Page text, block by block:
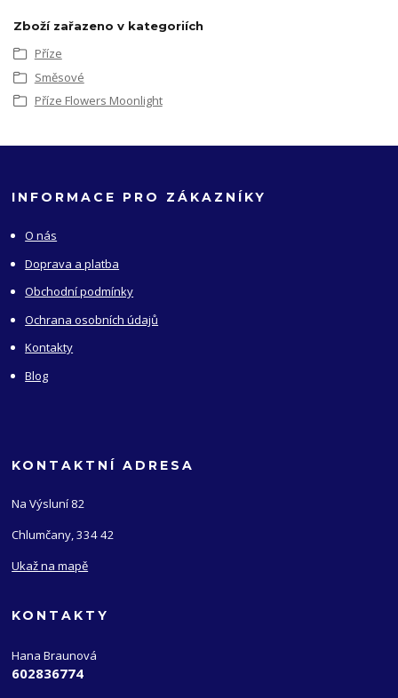
Zboží zařazeno v kategoriích
Příze
Směsové
Příze Flowers Moonlight
INFORMACE PRO ZÁKAZNÍKY
O nás
Doprava a platba
Obchodní podmínky
Ochrana osobních údajů
Kontakty
Blog
KONTAKTNÍ ADRESA
Na Výsluní 82
Chlumčany, 334 42
Ukaž na mapě
KONTAKTY
Hana Braunová
602836774